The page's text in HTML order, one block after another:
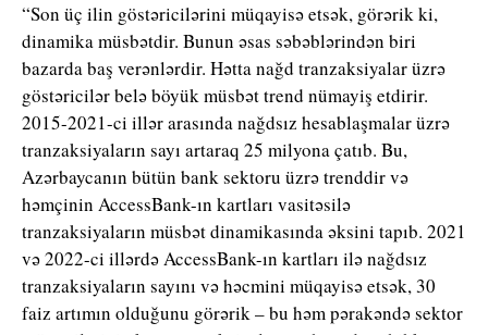
“Son üç ilin göstəricilərini müqayisə etsək, görərik ki,
dinamika müsbətdir. Bunun əsas səbəblərindən biri
bazarda baş verənlərdir. Hətta nağd tranzaksiyalar üzrə
göstəricilər belə böyük müsbət trend nümayiş etdirir.
2015-2021-ci illər arasında nağdsız hesablaşmalar üzrə
tranzaksiyaların sayı artaraq 25 milyona çatıb. Bu,
Azərbaycanın bütün bank sektoru üzrə trenddir və
həmçinin AccessBank-ın kartları vasitəsilə
tranzaksiyaların müsbət dinamikasında əksini tapıb. 2021
və 2022-ci illərdə AccessBank-ın kartları ilə nağdsız
tranzaksiyaların sayını və həcmini müqayisə etsək, 30
faiz artımın olduğunu görərik – bu həm pərakəndə sektor